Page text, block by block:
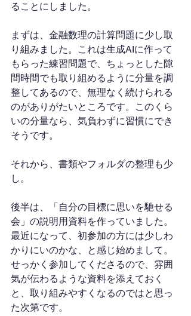
ることにしました。
まずは、金融数理の計算問題に少し取
り組みました。これは生成AIに作って
もらった練習問題で、ちょっとした隙
間時間でも取り組めるように分量を調
整してあるので、無理なく続けられる
のがありがたいところです。このくら
いの分量なら、気負わずに習慣にでき
そうです。
それから、書類やフォルダの整理も少
し。
後半は、「自分の目標に思いを馳せる
会」の説明用資料を作っていました。
最近になって、初参加の方には少しわ
かりにいのかな、と感じ始めまして。
せっかく参加してくださるので、雰囲
気が伝わるような資料を添えておく
と、取り組みやすくなるのではと思っ
た次第です。